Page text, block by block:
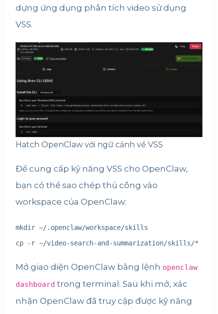
dựng ứng dụng phân tích video sử dụng
VSS.
Hatch OpenClaw với ngữ cảnh về VSS
Để cung cấp kỹ năng VSS cho OpenClaw,
bạn có thể sao chép thủ công vào
workspace của OpenClaw:
mkdir ~/.openclaw/workspace/skills
cp -r ~/video-search-and-summarization/skills/* ~/
Mở giao diện OpenClaw bằng lệnh openclaw
dashboard trong terminal. Sau khi mở, xác
nhận OpenClaw đã truy cập được kỹ năng